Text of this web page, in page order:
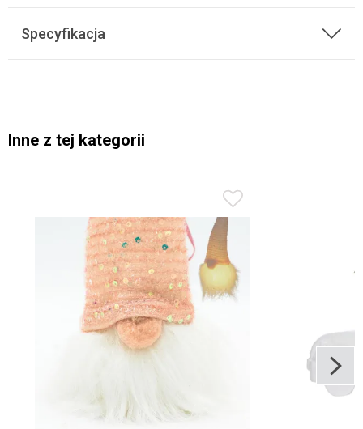
Specyfikacja
Inne z tej kategorii